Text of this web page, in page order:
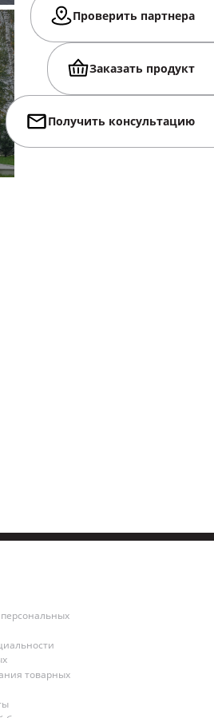
товарных
Проверить партнера
Заказать продукт
Получить консультацию